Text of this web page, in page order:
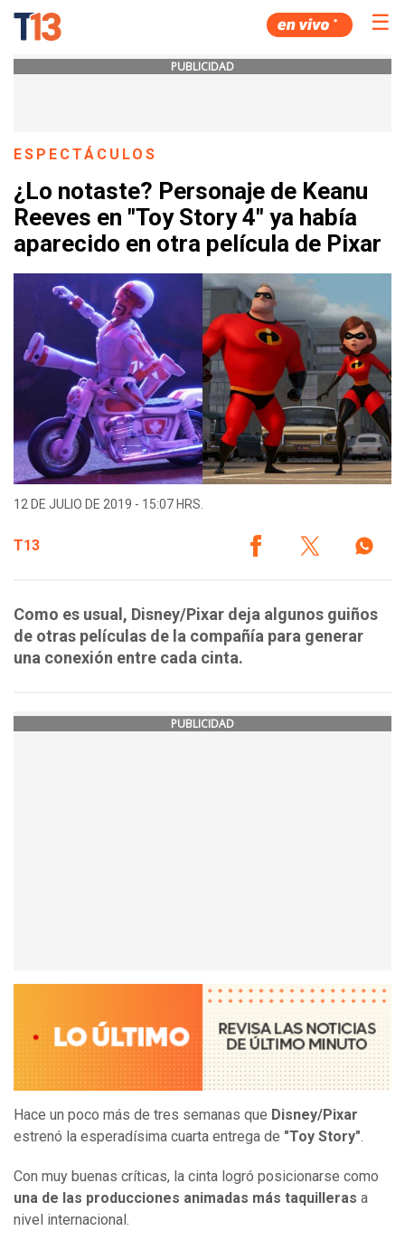
☰
PUBLICIDAD
ESPECTÁCULOS
¿Lo notaste? Personaje de Keanu
Reeves en "Toy Story 4" ya había
aparecido en otra película de Pixar
12 DE JULIO DE 2019 - 15:07 HRS.
T13
Como es usual, Disney/Pixar deja algunos guiños
de otras películas de la compañía para generar
una conexión entre cada cinta.
PUBLICIDAD
Hace un poco más de tres semanas que Disney/Pixar
estrenó la esperadísima cuarta entrega de "Toy Story".
Con muy buenas críticas, la cinta logró posicionarse como
una de las producciones animadas más taquilleras a
nivel internacional.